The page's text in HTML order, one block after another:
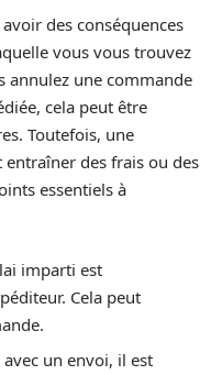
des conséquences
vous vous trouvez
annulez une commande
cela peut être
Toutefois, une
des frais ou des
essentiels à
imparti est
Cela peut
un envoi, il est